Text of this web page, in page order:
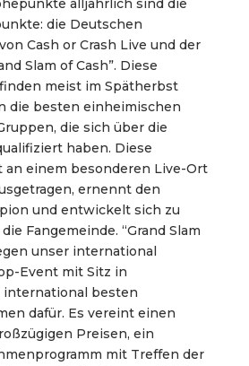
alljährlich sind die
die Deutschen
Cash or Crash Live und der
Slam of Cash”. Diese
meist im Spätherbst
die besten einheimischen
die sich über die
haben. Diese
an einem besonderen Live-Ort
ernennt den
und entwickelt sich zu
Fangemeinde. “Grand Slam
unser international
Event mit Sitz in
international besten
dafür. Es vereint einen
Preisen, ein
mit Treffen der